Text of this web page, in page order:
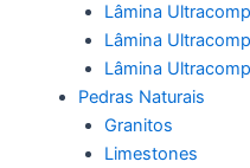
Lâmina
Lâmina
Lâmina
Pedras Naturais
Granitos
Limestones